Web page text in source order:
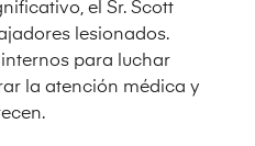
el Sr. Scott
lesionados.
para luchar
la atención médica y